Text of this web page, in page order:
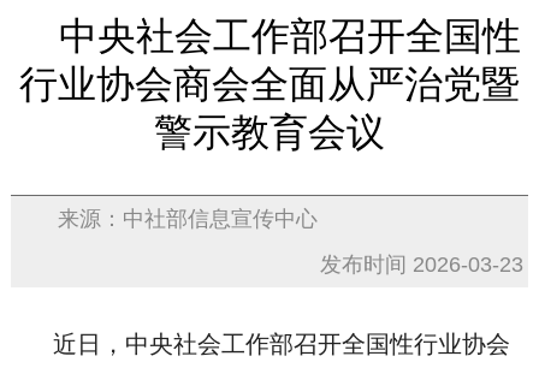
中央社会工作部召开全国性
行业协会商会全面从严治党暨
警示教育会议
来源：中社部信息宣传中心
发布时间 2026-03-23
近日，中央社会工作部召开全国性行业协会